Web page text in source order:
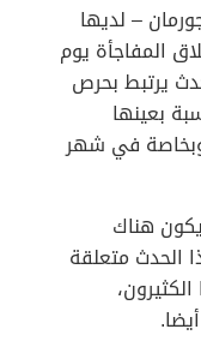
– لديها
المفاجأة يوم
الحدث يرتبط بحرص
بعينها
في شهر
هناك
الحدث متعلقة
الكثيرون،